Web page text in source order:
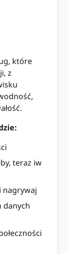
które
z
teraz iw
nagrywaj
danych